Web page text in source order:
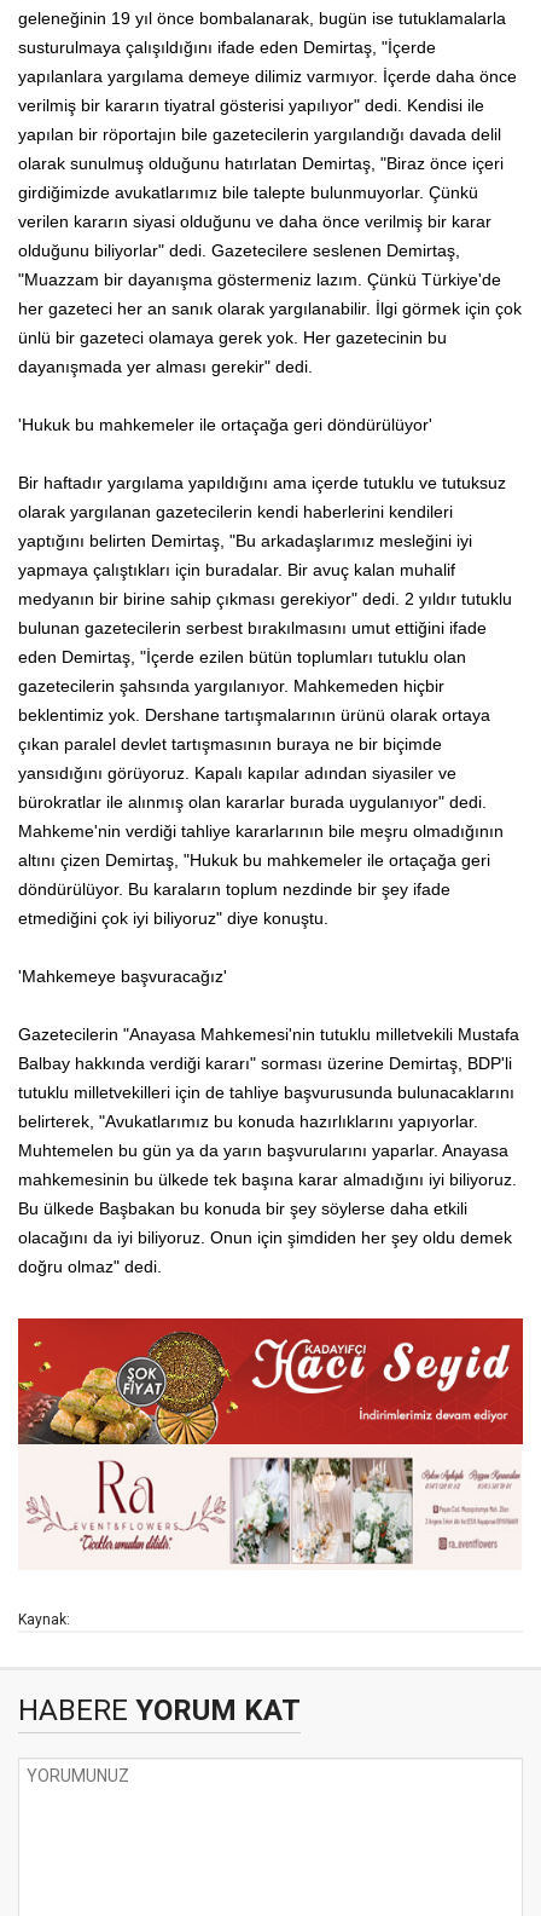
geleneğinin 19 yıl önce bombalanarak, bugün ise tutuklamalarla
susturulmaya çalışıldığını ifade eden Demirtaş, "İçerde
yapılanlara yargılama demeye dilimiz varmıyor. İçerde daha önce
verilmiş bir kararın tiyatral gösterisi yapılıyor" dedi. Kendisi ile
yapılan bir röportajın bile gazetecilerin yargılandığı davada delil
olarak sunulmuş olduğunu hatırlatan Demirtaş, "Biraz önce içeri
girdiğimizde avukatlarımız bile talepte bulunmuyorlar. Çünkü
verilen kararın siyasi olduğunu ve daha önce verilmiş bir karar
olduğunu biliyorlar" dedi. Gazetecilere seslenen Demirtaş,
"Muazzam bir dayanışma göstermeniz lazım. Çünkü Türkiye'de
her gazeteci her an sanık olarak yargılanabilir. İlgi görmek için çok
ünlü bir gazeteci olamaya gerek yok. Her gazetecinin bu
dayanışmada yer alması gerekir" dedi.
'Hukuk bu mahkemeler ile ortaçağa geri döndürülüyor'
Bir haftadır yargılama yapıldığını ama içerde tutuklu ve tutuksuz
olarak yargılanan gazetecilerin kendi haberlerini kendileri
yaptığını belirten Demirtaş, "Bu arkadaşlarımız mesleğini iyi
yapmaya çalıştıkları için buradalar. Bir avuç kalan muhalif
medyanın bir birine sahip çıkması gerekiyor" dedi. 2 yıldır tutuklu
bulunan gazetecilerin serbest bırakılmasını umut ettiğini ifade
eden Demirtaş, "İçerde ezilen bütün toplumları tutuklu olan
gazetecilerin şahsında yargılanıyor. Mahkemeden hiçbir
beklentimiz yok. Dershane tartışmalarının ürünü olarak ortaya
çıkan paralel devlet tartışmasının buraya ne bir biçimde
yansıdığını görüyoruz. Kapalı kapılar adından siyasiler ve
bürokratlar ile alınmış olan kararlar burada uygulanıyor" dedi.
Mahkeme'nin verdiği tahliye kararlarının bile meşru olmadığının
altını çizen Demirtaş, "Hukuk bu mahkemeler ile ortaçağa geri
döndürülüyor. Bu karaların toplum nezdinde bir şey ifade
etmediğini çok iyi biliyoruz" diye konuştu.
'Mahkemeye başvuracağız'
Gazetecilerin "Anayasa Mahkemesi'nin tutuklu milletvekili Mustafa
Balbay hakkında verdiği kararı" sorması üzerine Demirtaş, BDP'li
tutuklu milletvekilleri için de tahliye başvurusunda bulunacaklarını
belirterek, "Avukatlarımız bu konuda hazırlıklarını yapıyorlar.
Muhtemelen bu gün ya da yarın başvurularını yaparlar. Anayasa
mahkemesinin bu ülkede tek başına karar almadığını iyi biliyoruz.
Bu ülkede Başbakan bu konuda bir şey söylerse daha etkili
olacağını da iyi biliyoruz. Onun için şimdiden her şey oldu demek
doğru olmaz" dedi.
Kaynak:
HABERE YORUM KAT